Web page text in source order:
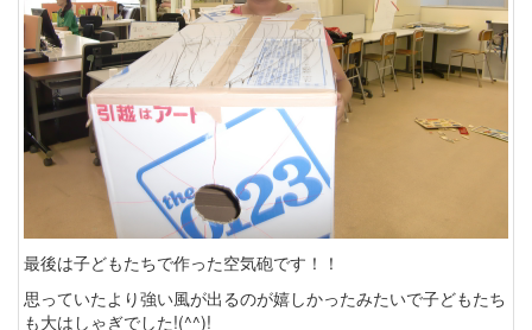
最後は子どもたちで作った空気砲です！！
思っていたより強い風が出るのが嬉しかったみたいで子どもたち
も大はしゃぎでした!(^^)!